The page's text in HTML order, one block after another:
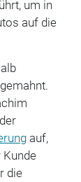
um in
auf die
auf,
Kunde
die